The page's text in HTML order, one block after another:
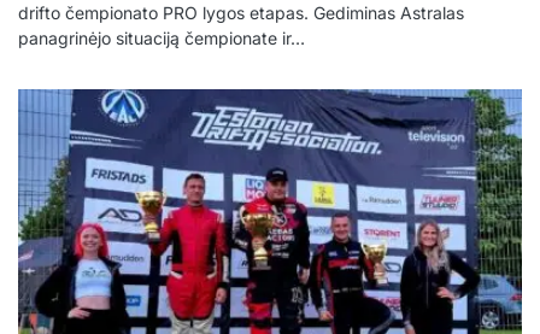
drifto čempionato PRO lygos etapas. Gediminas Astralas
panagrinėjo situaciją čempionate ir…